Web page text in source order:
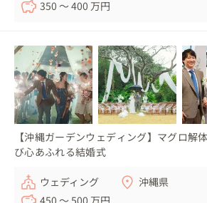
350 〜 400 万円
【沖縄ガーデンウェディング】マグロ解
び心あふれる結婚式
ウェディング
沖縄県